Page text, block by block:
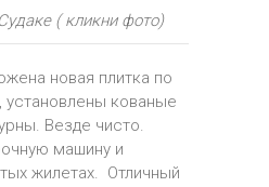
( кликни фото)
новая плитка по
кованые
Везде чисто.
машину и
жилетах. Отличный